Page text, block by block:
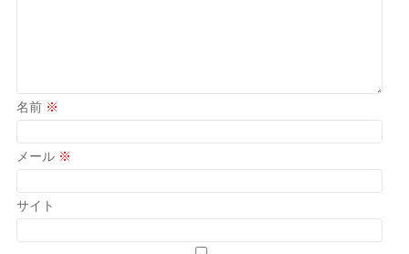
名前 ※
メール ※
サイト